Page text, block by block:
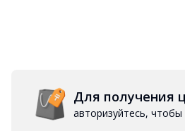
Для получения
авторизуйтесь,